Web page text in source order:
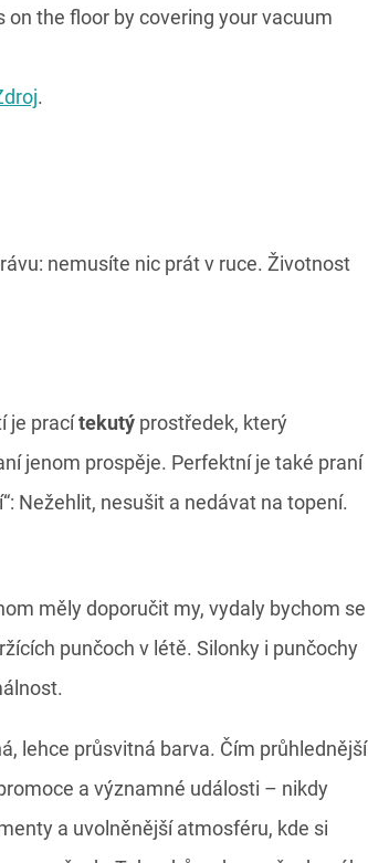
.
nemusíte nic prát v ruce. Životnost
je pracítekutý prostředek, který
jenom prospěje. Perfektní je také praní
Nežehlit, nesušit a nedávat na topení.
měly doporučit my, vydaly bychom se
punčoch v létě. Silonky i punčochy
lehce průsvitná barva. Čím průhlednější
a významné události – nikdy
a uvolněnější atmosféru, kde si